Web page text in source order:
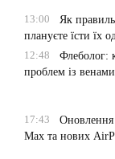
13:00
Як
плануєте їсти їх
12:48
Флеболог:
проблем із венами
17:43
Оновлення
Max та нових